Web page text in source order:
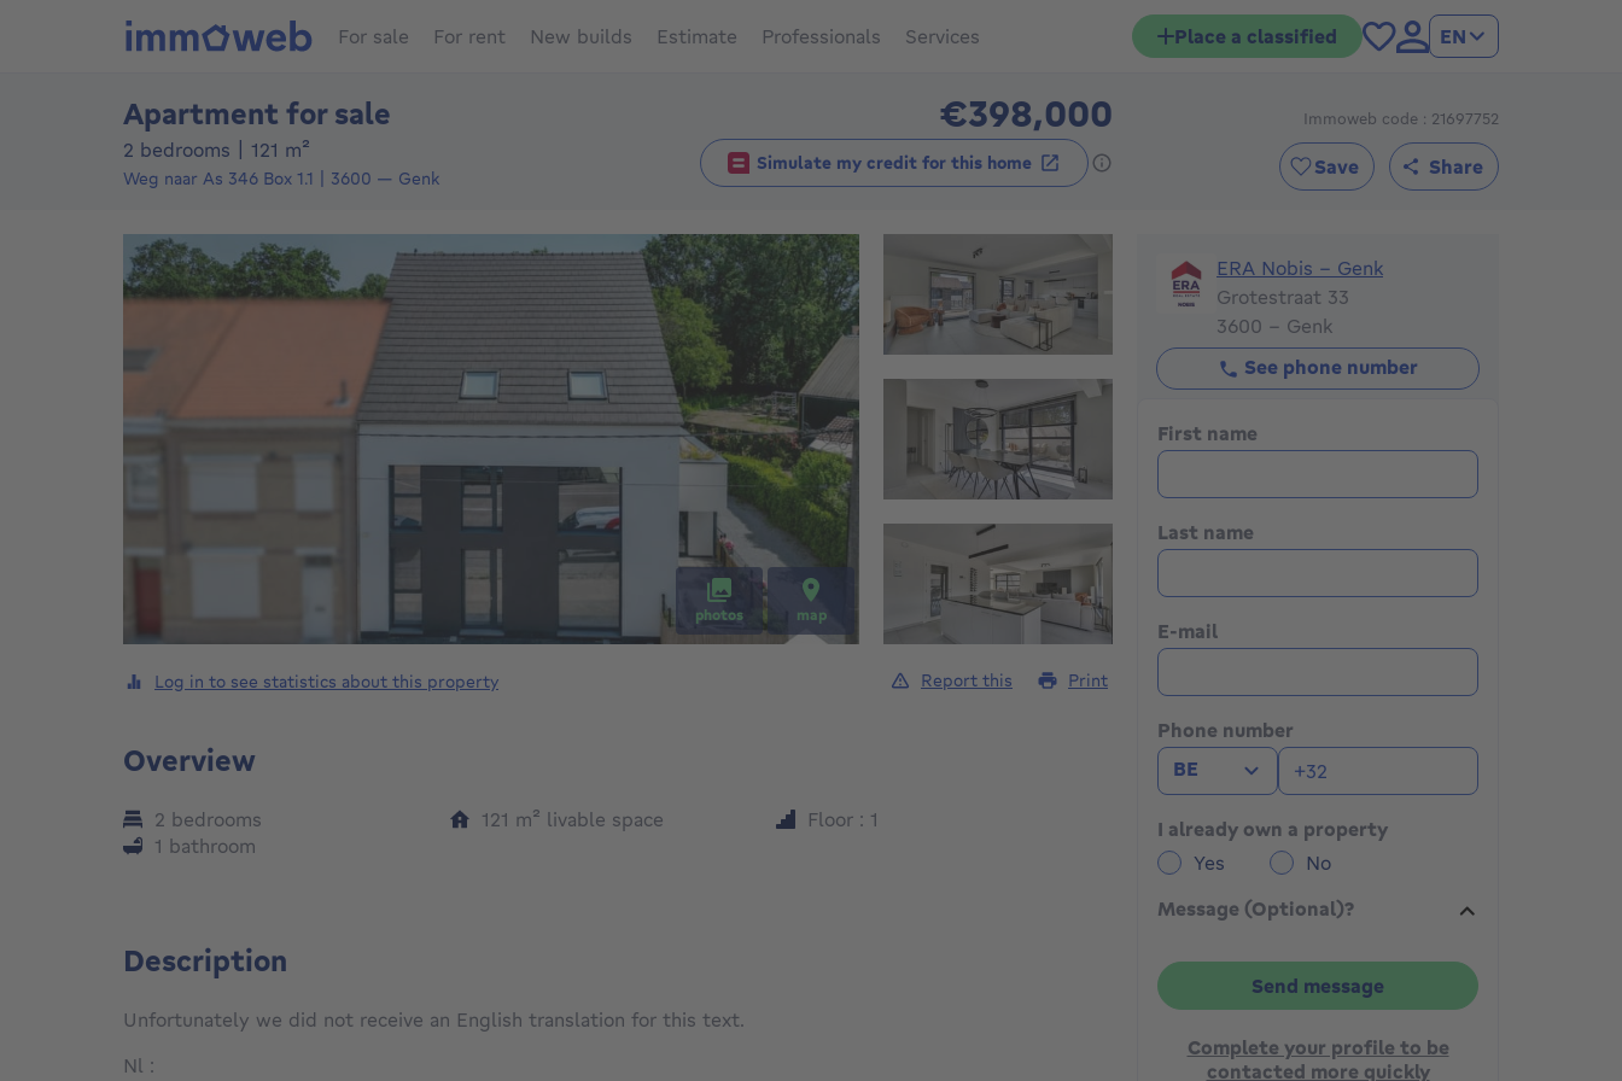
For sale For rent New builds Estimate Professionals Services Place a classified EN
Apartment for sale €398,000398000€
2 bedrooms 121 m²
Weg naar As 346 Box 1.1 3600 — Genk
Simulate my credit for this home
Immoweb code : 21697752
Save Share
photos map
ERA Nobis - Genk
ERA Nobis - Genk
Grotestraat 33
3600 - Genk
See phone number
First name
Last name
E-mail
Phone number
BE
I already own a property
Yes
No
Message (Optional)?
Send message
Complete your profile to be
contacted more quickly
Log in to see statistics about this property Report this Print
Overview
2 bedrooms
1 bathroom
121 m² square meters
livable space Floor : 1
Description
Unfortunately we did not receive an English translation for this text.
Nl :